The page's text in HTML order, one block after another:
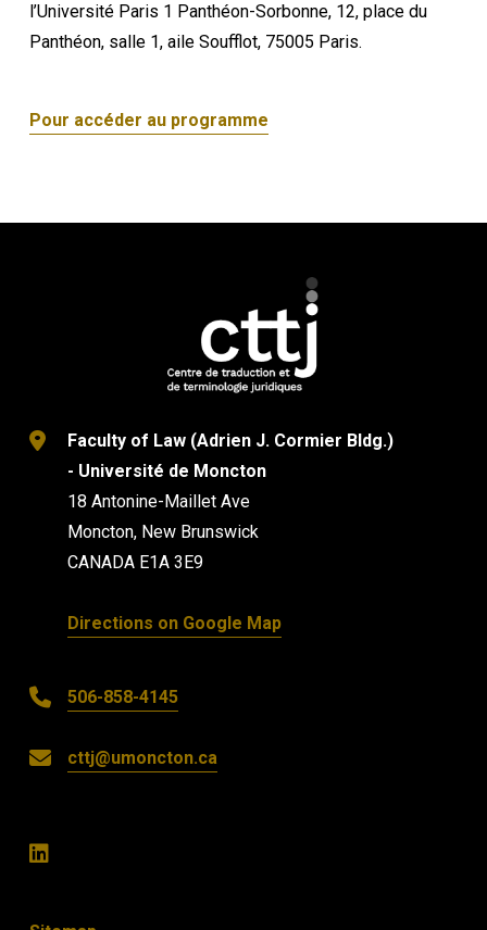
l’Université Paris 1 Panthéon-Sorbonne, 12, place du
Panthéon, salle 1, aile Soufflot, 75005 Paris.
Pour accéder au programme
Faculty of Law (Adrien J. Cormier Bldg.)
- Université de Moncton
18 Antonine-Maillet Ave
Moncton, New Brunswick
CANADA E1A 3E9
Directions on Google Map
506-858-4145
cttj@umoncton.ca